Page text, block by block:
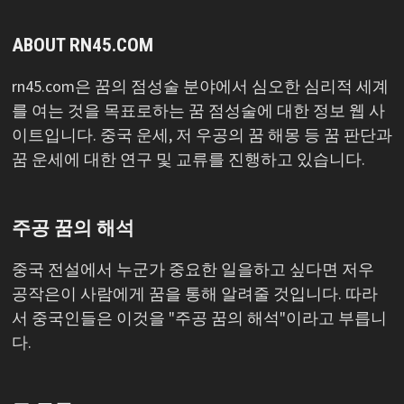
ABOUT RN45.COM
rn45.com은 꿈의 점성술 분야에서 심오한 심리적 세계
를 여는 것을 목표로하는 꿈 점성술에 대한 정보 웹 사
이트입니다. 중국 운세, 저 우공의 꿈 해몽 등 꿈 판단과
꿈 운세에 대한 연구 및 교류를 진행하고 있습니다.
주공 꿈의 해석
중국 전설에서 누군가 중요한 일을하고 싶다면 저우
공작은이 사람에게 꿈을 통해 알려줄 것입니다. 따라
서 중국인들은 이것을 "주공 꿈의 해석"이라고 부릅니
다.